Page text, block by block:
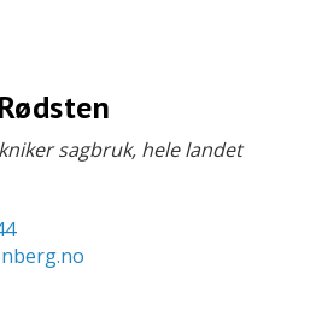
sagbruk, hele landet